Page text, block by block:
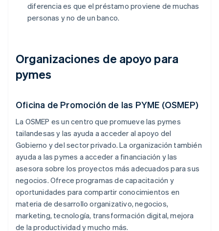
diferencia es que el préstamo proviene de muchas
personas y no de un banco.
Organizaciones de apoyo para
pymes
Oficina de Promoción de las PYME (OSMEP)
La OSMEP es un centro que promueve las pymes
tailandesas y las ayuda a acceder al apoyo del
Gobierno y del sector privado. La organización también
ayuda a las pymes a acceder a financiación y las
asesora sobre los proyectos más adecuados para sus
negocios. Ofrece programas de capacitación y
oportunidades para compartir conocimientos en
materia de desarrollo organizativo, negocios,
marketing, tecnología, transformación digital, mejora
de la productividad y mucho más.